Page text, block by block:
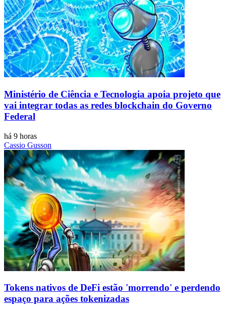
Ministério de Ciência e Tecnologia apoia projeto que
vai integrar todas as redes blockchain do Governo
Federal
há 9 horas
Cassio Gusson
Tokens nativos de DeFi estão 'morrendo' e perdendo
espaço para ações tokenizadas